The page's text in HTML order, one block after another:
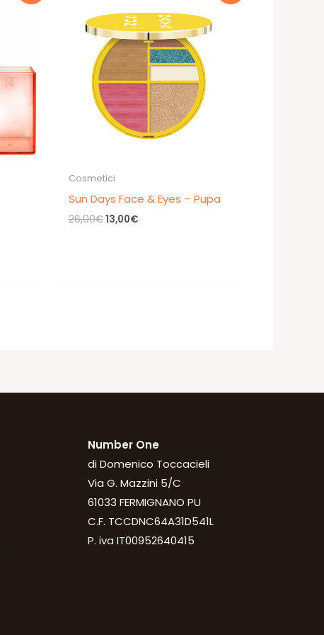
Cosmetici
Sun Days Face & Eyes – Pupa
26,00€Il
13,00€Il
Number One
di Domenico Toccacieli
Via G. Mazzini 5/C
61033 FERMIGNANO PU
C.F. TCCDNC64A31D541L
P. iva IT00952640415